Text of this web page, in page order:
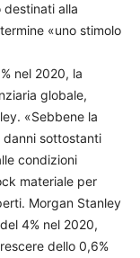
destinati alla
«uno stimolo
nel 2020, la
globale,
«Sebbene la
sottostanti
condizioni
materiale per
Morgan Stanley
4% nel 2020,
dello 0,6%